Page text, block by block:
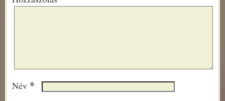
Név *